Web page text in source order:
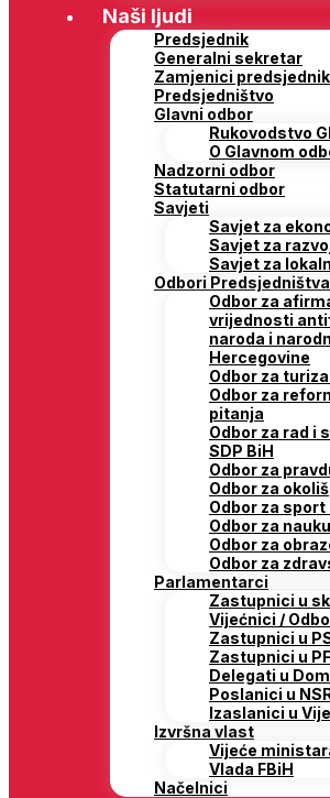
Naši ljudi
Predsjednik
Generalni sekretar
Zamjenici
Predsjedništvo
Glavni odbor
Rukovodstvo
O Glavnom
Nadzorni odbor
Statutarni odbor
Savjeti
Savjet za
Savjet za
Savjet za
Odbori Predsjedništva
Odbor za
vrijednosti
naroda i
Hercegovine
Odbor za
Odbor za
pitanja
Odbor za rad i
SDP BiH
Odbor za
Odbor za okoliš
Odbor za sport
Odbor za
Odbor za
Odbor za
Parlamentarci
Zastupnici u
Vijećnici /
Zastupnici u
Zastupnici u
Delegati u
Poslanici u
Izaslanici u
Izvršna vlast
Vijeće
Vlada FBiH
Načelnici